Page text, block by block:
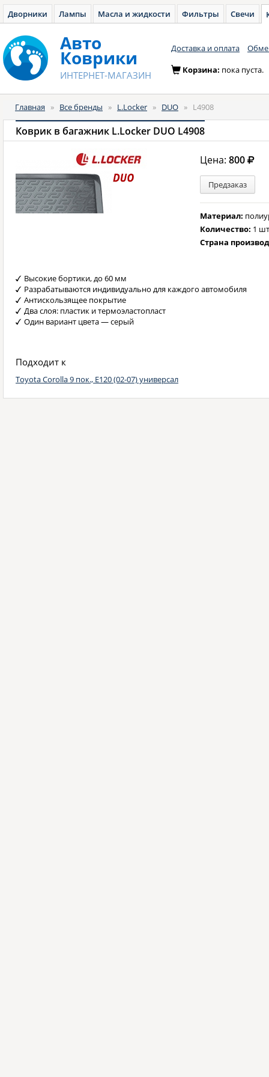
Дворники Лампы Масла и жидкости Фильтры Свечи
Авто
Коврики
ИНТЕРНЕТ-МАГАЗИН
Доставка и оплата
Корзина: пока пуста.
Главная » Все бренды » L.Locker » DUO » L4908
Коврик в багажник L.Locker DUO L4908
Цена:800
Предзаказ
Материал:
Количество: 1
Страна
Высокие бортики, до 60 мм
Разрабатываются индивидуально для каждого автомобиля
Антискользящее покрытие
Два слоя: пластик и термоэластопласт
Один вариант цвета — серый
Подходит к
Toyota Corolla 9 пок., E120 (02-07) универсал